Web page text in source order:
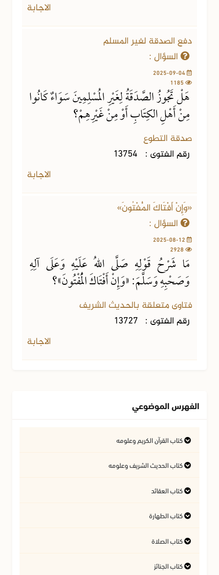
الاجابة
دفع الصدقة لغير المسلم
السؤال :
هَلْ تَجُوزُ الصَّدَقَةُ لِغَيْرِ المُسْلِمِينَ سَوَاءٌ كَانُوا
مِنْ أَهْلِ الكِتَابِ أَوْ مِنْ غَيْرِهِمْ؟
صدقة التطوع
رقم الفتوى : 13754
الاجابة
«وَإِنْ أَفْتَاكَ الْمُفْتُونَ»
السؤال :
مَا شَرْحُ قَوْلِهِ صَلَّى اللهُ عَلَيْهِ وَعَلَى آلِهِ
وَصَحْبِهِ وَسَلَّمَ: «وَإِنْ أَفْتَاكَ الْمُفْتُونَ»؟
فتاوى متعلقة بالحديث الشريف
رقم الفتوى : 13727
الاجابة
الفهرس الموضوعي
كتاب القرآن الكريم وعلومه
التفسير وعلوم القرآن
فتاوى متعلقة بالقرآن الكريم
آداب تلاوة القرآن الكريم
كتاب الحديث الشريف وعلومه
فتاوى متعلقة بالحديث الشريف
أسئلة في السيرة النبوية
كتاب العقائد
المسائل المتعلقة بالعقيدة
كتاب الطهارة
أحكام المياه
النجاسات وأحكامها
كتاب الصلاة
أهمية الصلاة
كتاب الجنائز